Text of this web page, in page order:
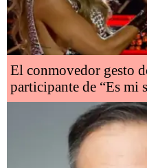
El conmovedor gesto
participante de “Es mi